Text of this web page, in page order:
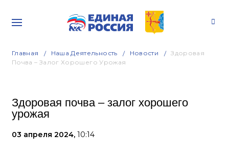
Главная Наша Деятельность Новости
Здоровая
Почва – Залог Хорошего Урожая
Здоровая почва – залог хорошего
урожая
03 апреля 2024, 10:14